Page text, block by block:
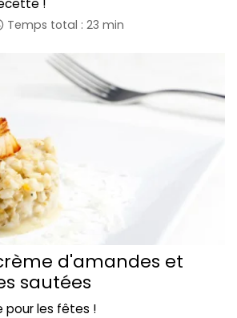
!
Temps total : 23 min
d'amandes et
sautées
pour les fêtes !